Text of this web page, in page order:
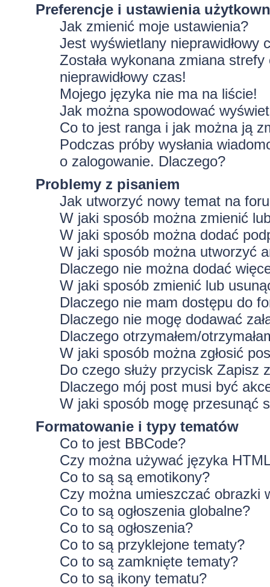
Preferencje i ustawienia
Jak zmienić moje ustawienia?
Jest wyświetlany nieprawidłowy
Została wykonana zmiana
nieprawidłowy czas!
Mojego języka nie ma na liście!
Jak można spowodować
Co to jest ranga i jak można ją
Podczas próby wysłania
o zalogowanie. Dlaczego?
Problemy z pisaniem
Jak utworzyć nowy temat na
W jaki sposób można zmienić
W jaki sposób można dodać
W jaki sposób można utworzyć
Dlaczego nie można dodać
W jaki sposób zmienić lub
Dlaczego nie mam dostępu do
Dlaczego nie mogę dodawać
Dlaczego otrzymałem/
W jaki sposób można zgłosić
Do czego służy przycisk Zapisz
Dlaczego mój post musi być
W jaki sposób mogę przesunąć
Formatowanie i typy tematów
Co to jest BBCode?
Czy można używać języka
Co to są są emotikony?
Czy można umieszczać obrazki
Co to są ogłoszenia globalne?
Co to są ogłoszenia?
Co to są przyklejone tematy?
Co to są zamknięte tematy?
Co to są ikony tematu?